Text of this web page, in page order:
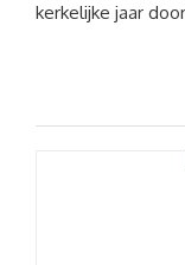
kerkelijke jaar